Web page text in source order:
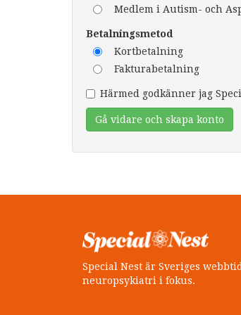
Medlem i Autism- och
Betalningsmetod
Kortbetalning
Fakturabetalning
Härmed godkänner jag
Gå vidare och skapa konto
Special Nest är Sveriges
neuropsykiatri i fokus.